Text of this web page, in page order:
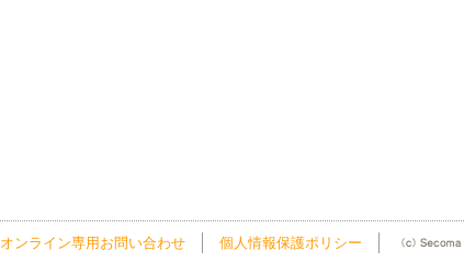
オンライン専用お問い合わせ 個人情報保護ポリシー